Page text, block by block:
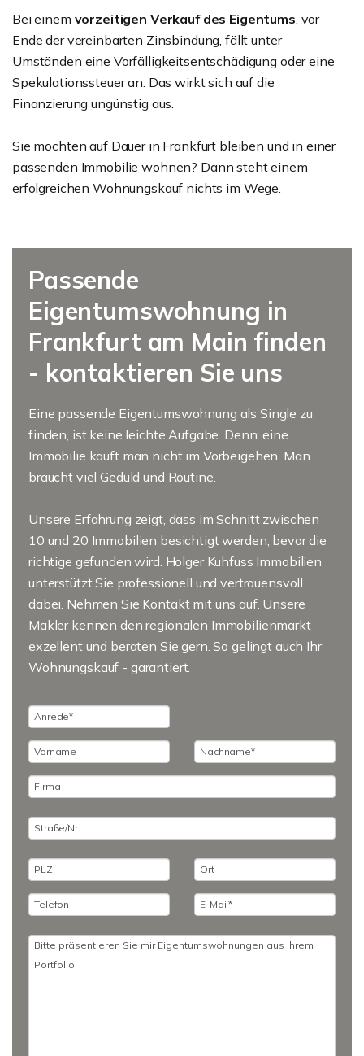
Bei einem vorzeitigen Verkauf des Eigentums , vor
Ende der vereinbarten Zinsbindung, fällt unter
Umständen eine Vorfälligkeitsentschädigung oder eine
Spekulationssteuer an. Das wirkt sich auf die
Finanzierung ungünstig aus.
Sie möchten auf Dauer in Frankfurt bleiben und in einer
passenden Immobilie wohnen? Dann steht einem
erfolgreichen Wohnungskauf nichts im Wege.
Passende
Eigentumswohnung in
Frankfurt am Main finden
- kontaktieren Sie uns
Eine passende Eigentumswohnung als Single zu
finden, ist keine leichte Aufgabe. Denn: eine
Immobilie kauft man nicht im Vorbeigehen. Man
braucht viel Geduld und Routine.
Unsere Erfahrung zeigt, dass im Schnitt zwischen
10 und 20 Immobilien besichtigt werden, bevor die
richtige gefunden wird. Holger Kuhfuss Immobilien
unterstützt Sie professionell und vertrauensvoll
dabei. Nehmen Sie Kontakt mit uns auf. Unsere
Makler kennen den regionalen Immobilienmarkt
exzellent und beraten Sie gern. So gelingt auch Ihr
Wohnungskauf - garantiert.